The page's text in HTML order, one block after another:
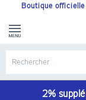
Boutique officielle
2%